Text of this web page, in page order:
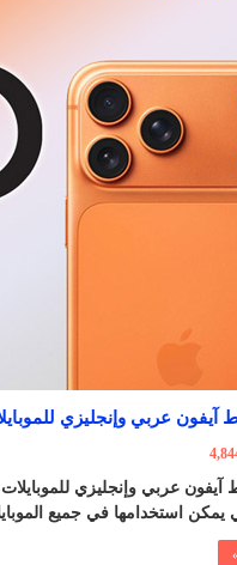
(30) خط آيفون عربي وإنجليزي